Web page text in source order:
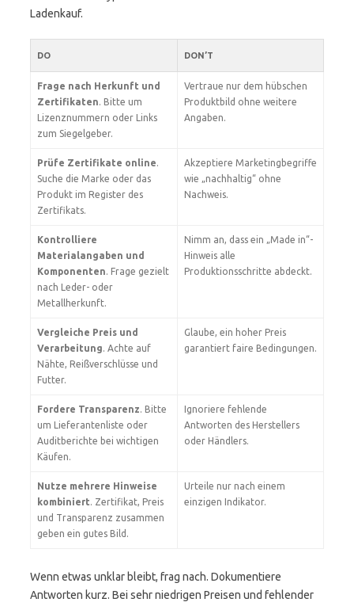
Ladenkauf.
DO DON’T
Frage nach Herkunft und
Zertifikaten. Bitte um
Lizenznummern oder Links
zum Siegelgeber.
Vertraue nur dem hübschen
Produktbild ohne weitere
Angaben.
Prüfe Zertifikate online.
Suche die Marke oder das
Produkt im Register des
Zertifikats.
Akzeptiere Marketingbegriffe
wie „nachhaltig“ ohne
Nachweis.
Kontrolliere
Materialangaben und
Komponenten. Frage gezielt
nach Leder- oder
Metallherkunft.
Nimm an, dass ein „Made in“-
Hinweis alle
Produktionsschritte abdeckt.
Vergleiche Preis und
Verarbeitung. Achte auf
Nähte, Reißverschlüsse und
Futter.
Glaube, ein hoher Preis
garantiert faire Bedingungen.
Fordere Transparenz. Bitte
um Lieferantenliste oder
Auditberichte bei wichtigen
Käufen.
Ignoriere fehlende
Antworten des Herstellers
oder Händlers.
Nutze mehrere Hinweise
kombiniert. Zertifikat, Preis
und Transparenz zusammen
geben ein gutes Bild.
Urteile nur nach einem
einzigen Indikator.
Wenn etwas unklar bleibt, frag nach. Dokumentiere
Antworten kurz. Bei sehr niedrigen Preisen und fehlender